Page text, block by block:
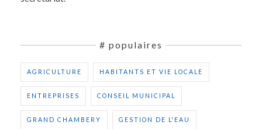
# populaires
AGRICULTURE HABITANTS ET VIE LOCALE
ENTREPRISES CONSEIL MUNICIPAL
GRAND CHAMBERY GESTION DE L'EAU